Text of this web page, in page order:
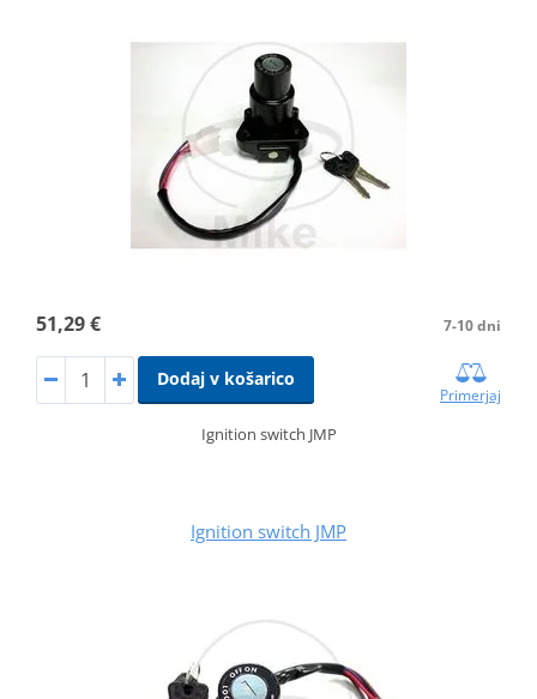
51,29 € 7-10 dni
Dodaj v košarico
Primerjaj
Ignition switch JMP
Ignition switch JMP